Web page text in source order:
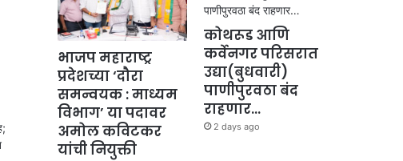
भाजप महाराष्ट्र
प्रदेशच्या ‘दौरा
समन्वयक : माध्यम
विभाग’ या पदावर
अमोल कविटकर
यांची नियुक्ती
कोथरूड आणि
कर्वेनगर परिसरात
उद्या(बुधवारी)
पाणीपुरवठा बंद
राहणार…
2 days ago